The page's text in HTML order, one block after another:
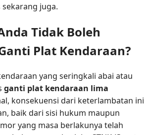
juga.
Tidak Boleh
Plat Kendaraan?
yang seringkali abai atau
ganti plat kendaraan lima
konsekuensi dari keterlambatan ini
baik dari sisi hukum maupun
yang masa berlakunya telah